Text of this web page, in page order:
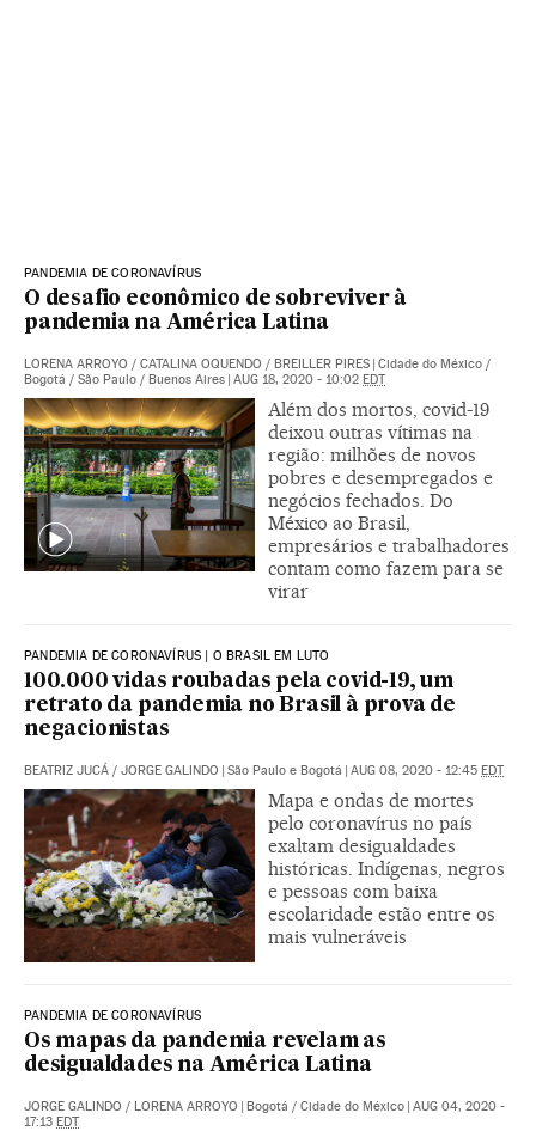
PANDEMIA DE CORONAVÍRUS
O desafio econômico de sobreviver à
pandemia na América Latina
LORENA ARROYO / CATALINA OQUENDO / BREILLER PIRES | Cidade do México /
Bogotá / São Paulo / Buenos Aires | AUG 18, 2020 - 10:02 EDT
Além dos mortos, covid-19
deixou outras vítimas na
região: milhões de novos
pobres e desempregados e
negócios fechados. Do
México ao Brasil,
empresários e trabalhadores
contam como fazem para se
virar
PANDEMIA DE CORONAVÍRUS | O BRASIL EM LUTO
100.000 vidas roubadas pela covid-19, um
retrato da pandemia no Brasil à prova de
negacionistas
BEATRIZ JUCÁ / JORGE GALINDO | São Paulo e Bogotá | AUG 08, 2020 - 12:45 EDT
Mapa e ondas de mortes
pelo coronavírus no país
exaltam desigualdades
históricas. Indígenas, negros
e pessoas com baixa
escolaridade estão entre os
mais vulneráveis
PANDEMIA DE CORONAVÍRUS
Os mapas da pandemia revelam as
desigualdades na América Latina
JORGE GALINDO / LORENA ARROYO | Bogotá / Cidade do México | AUG 04, 2020 -
17:13 EDT